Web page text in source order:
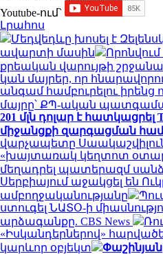
Youtube-ում`
Լրահոս
Մեդվեդևը խոսել է
ավարտի մասին
քրեական վարույթի
կան մայրեր, որ
անգամ համբուրելու
մայրը՝ ՔՊ-ական
201 մլն դոլար է հատկացրել
միջանցքի զարգացման
վարչապետը
«խայտառակ կեղտոտ
մեղադրել պատերազմ
Սերբիայում աջակցել են
ամբողջականությանը
ստուգել ՆԱՏՕ-ի
արձագանքը. CBS News
«Իսկանդերներով»
կարևոր օբյեկտ